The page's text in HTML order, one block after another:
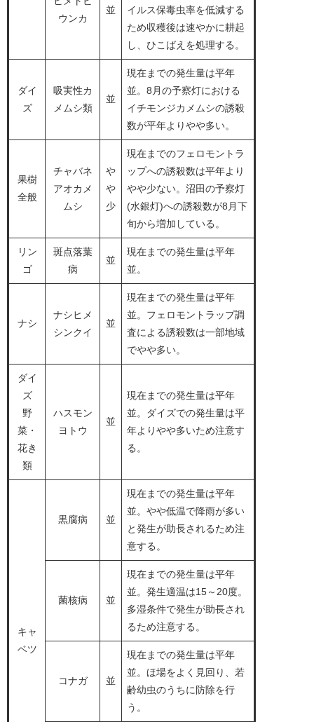
ウンカ
並
イルス保毒虫率を低減する
ため収穫後は速やかに耕起
し、ひこばえを処理する。
ダイ
ズ
吸実性カ
メムシ類
並
現在までの発生量は平年
並。8月の予察灯における
イチモンジカメムシの誘殺
数が平年よりやや多い。
果樹
全般
チャバネ
アオカメ
ムシ
や
や
少
現在までのフェロモントラ
ップへの誘殺数は平年より
やや少ない。沼田の予察灯
(水銀灯)への誘殺数が8月下
旬から増加している。
リン
ゴ
斑点落葉
病
並
現在までの発生量は平年
並。
ナシ
ナシヒメ
シンクイ
並
現在までの発生量は平年
並。フェロモントラップ調
査による誘殺数は一部地域
でやや多い。
ダイ
ズ
野
菜・
花き
類
ハスモン
ヨトウ
並
現在までの発生量は平年
並。ダイズでの発生量は平
年よりやや多いため注意す
る。
キャ
ベツ
黒腐病 並
現在までの発生量は平年
並。やや低温で降雨が多い
と発生が助長されるため注
意する。
菌核病 並
現在までの発生量は平年
並。発生適温は15～20度。
多湿条件で発生が助長され
るため注意する。
コナガ 並
現在までの発生量は平年
並。ほ場をよく見回り、若
齢幼虫のうちに防除を行
う。